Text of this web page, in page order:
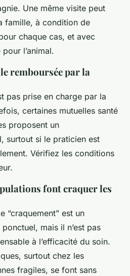
Une même visite peut
famille, à condition de
chaque cas, et avec
l’animal.
remboursée par la
pas prise en charge par la
certaines mutuelles santé
proposent un
surtout si le praticien est
Vérifiez les conditions
font craquer les
“craquement” est un
mais il n’est pas
à l’efficacité du soin.
surtout chez les
fragiles, se font sans